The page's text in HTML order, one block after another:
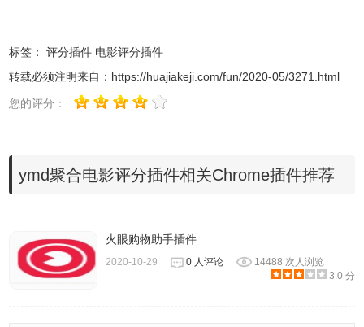
3、插件安装完成后，当你
茄、MetaCritic 等影评网站时，会聚合显示其它几家影评网
标签： 评分插件 电影评分插件
转载必须注明来自： https://huajiakeji.com/fun/2020-05/3271.html
您的评分：
ymd聚合电影评分插件相关Chrome插件推荐
火眼购物助手插件
2020-10-29 0 人评论
14488 次人浏览
3.0 分